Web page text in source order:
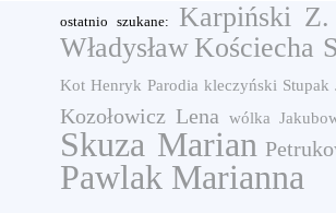
ostatnio szukane: Karpiński Z.
Władysław Kościecha
Kot Henryk Parodia kleczyński Stupak
Kozołowicz Lena wólka
Skuza Marian
Pawlak Marianna